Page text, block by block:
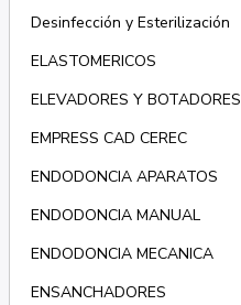
Desinfección y Esterilización
ELASTOMERICOS
ELEVADORES Y BOTADORES
EMPRESS CAD CEREC
ENDODONCIA APARATOS
ENDODONCIA MANUAL
ENDODONCIA MECANICA
ENSANCHADORES